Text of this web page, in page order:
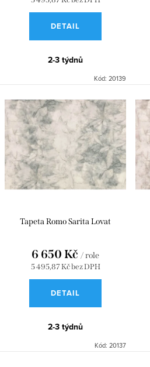
DETAIL
2-3 týdnů
Kód: 20139
Tapeta Romo Sarita Lovat
5 495,87 Kč bez DPH
6 650 Kč / role
DETAIL
2-3 týdnů
Kód: 20137